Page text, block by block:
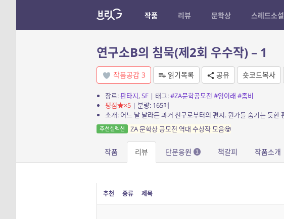
작품 리뷰 문학상 스레드소설
연구소B의 침묵(제2회 우수작) – 1
작품공감 3 읽기목록 공유 숏코드복사
장르:판타지, SF| 태그:#ZA문학공모전 #임이래 #좀비
평점
×5| 분량: 165매
추천셀렉션 ZA 문학상 공모전 역대 수상작 모음🧟
작품 리뷰 단문응원 1 책갈피 작품소개
추천 종류 제목